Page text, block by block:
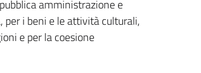
amministrazione e
i beni e le attività culturali,
e per la coesione